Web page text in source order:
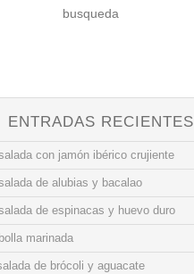
ENTRADAS RECIENTES
con jamón ibérico crujiente
de alubias y bacalao
de espinacas y huevo duro
marinada
de brócoli y aguacate